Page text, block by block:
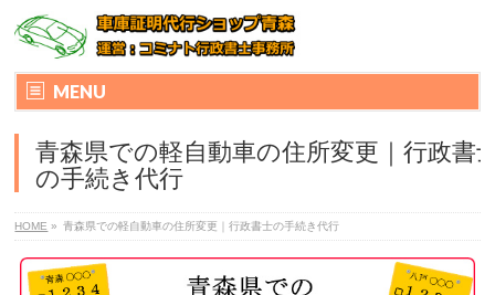
MENU
青森県での軽自動車の住所変更｜行政書
の手続き代行
HOME » 青森県での軽自動車の住所変更｜行政書士の手続き代行